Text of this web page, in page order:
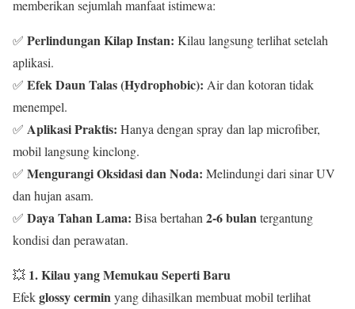
memberikan sejumlah manfaat istimewa:
✅ Perlindungan Kilap Instan: Kilau langsung terlihat setelah
aplikasi.
✅ Efek Daun Talas (Hydrophobic): Air dan kotoran tidak
menempel.
✅ Aplikasi Praktis: Hanya dengan spray dan lap microfiber,
mobil langsung kinclong.
✅ Mengurangi Oksidasi dan Noda: Melindungi dari sinar UV
dan hujan asam.
✅ Daya Tahan Lama: Bisa bertahan 2-6 bulantergantung
kondisi dan perawatan.
💥 1. Kilau yang Memukau Seperti Baru
Efekglossy cerminyang dihasilkan membuat mobil terlihat